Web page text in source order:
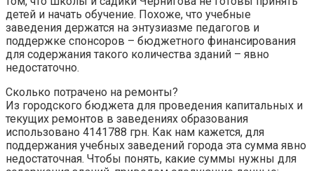
детей и начать обучение. Похоже, что учебные
заведения держатся на энтузиазме педагогов и
поддержке спонсоров – бюджетного финансирования
для содержания такого количества зданий – явно
недостаточно.
Сколько потрачено на ремонты?
Из городского бюджета для проведения капитальных и
текущих ремонтов в заведениях образования
использовано 4141788 грн. Как нам кажется, для
поддержания учебных заведений города эта сумма явно
недостаточная. Чтобы понять, какие суммы нужны для